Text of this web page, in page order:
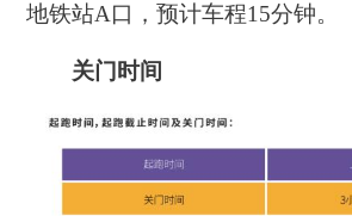
地铁站A口，预计车程15分钟。
关门时间